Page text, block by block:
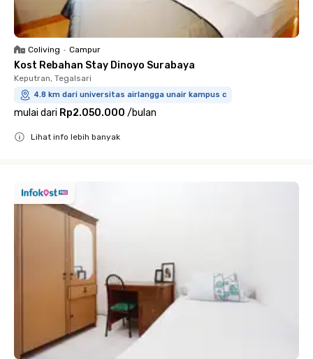
Coliving • Campur
Kost Rebahan Stay Dinoyo Surabaya
Keputran, Tegalsari
4.8 km dari universitas airlangga unair kampus c
mulai dari Rp2.050.000 /bulan
Lihat info lebih banyak